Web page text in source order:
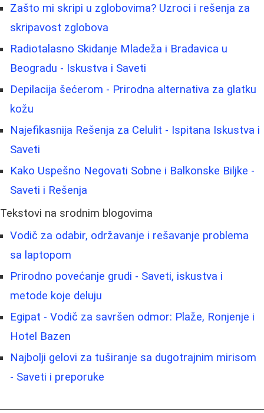
Zašto mi skripi u zglobovima? Uzroci i rešenja za
skripavost zglobova
Radiotalasno Skidanje Mladeža i Bradavica u
Beogradu - Iskustva i Saveti
Depilacija šećerom - Prirodna alternativa za glatku
kožu
Najefikasnija Rešenja za Celulit - Ispitana Iskustva i
Saveti
Kako Uspešno Negovati Sobne i Balkonske Biljke -
Saveti i Rešenja
Tekstovi na srodnim blogovima
Vodič za odabir, održavanje i rešavanje problema
sa laptopom
Prirodno povećanje grudi - Saveti, iskustva i
metode koje deluju
Egipat - Vodič za savršen odmor: Plaže, Ronjenje i
Hotel Bazen
Najbolji gelovi za tuširanje sa dugotrajnim mirisom
- Saveti i preporuke